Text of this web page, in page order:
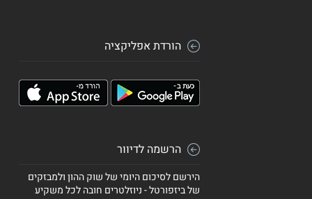
הורדת אפליקציה
הרשמה לדיוור
הירשם לסיכום היומי של שוק ההון ולמבזקים
של ביזפורטל - ניוזלטרים חובה לכל משקיע